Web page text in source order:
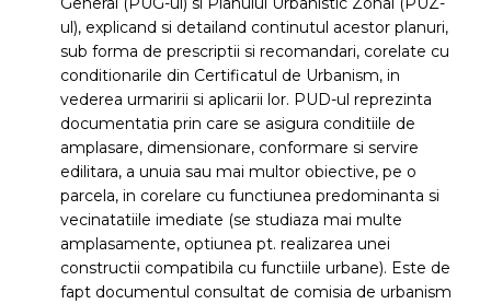
ul), explicand si detailand continutul acestor planuri,
sub forma de prescriptii si recomandari, corelate cu
conditionarile din Certificatul de Urbanism, in
vederea urmaririi si aplicarii lor. PUD-ul reprezinta
documentatia prin care se asigura conditiile de
amplasare, dimensionare, conformare si servire
edilitara, a unuia sau mai multor obiective, pe o
parcela, in corelare cu functiunea predominanta si
vecinatatiile imediate (se studiaza mai multe
amplasamente, optiunea pt. realizarea unei
constructii compatibila cu functiile urbane). Este de
fapt documentul consultat de comisia de urbanism